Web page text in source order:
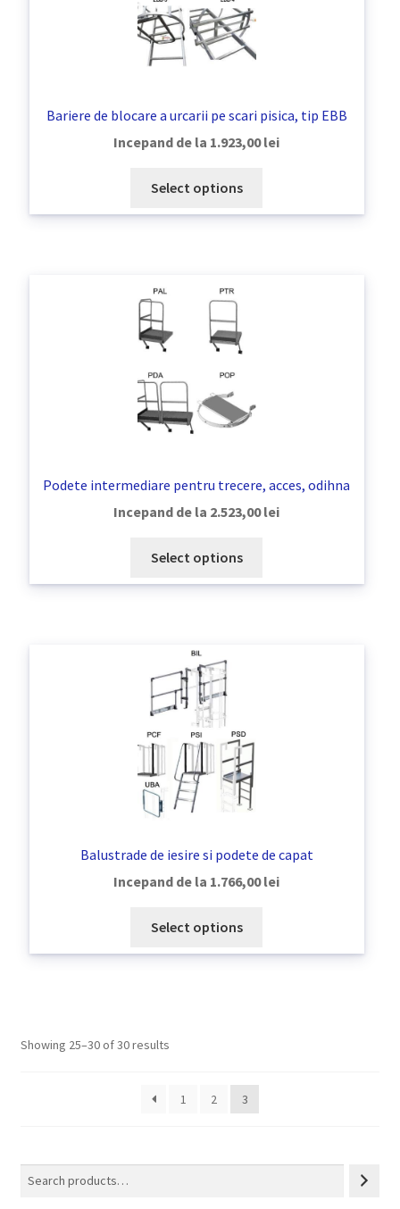
Bariere de blocare a urcarii pe scari pisica, tip EBB
Incepand de la 1.923,00lei
Select options
Podete intermediare pentru trecere, acces, odihna
Incepand de la 2.523,00lei
Select options
Balustrade de iesire si podete de capat
Incepand de la 1.766,00lei
Select options
Showing 25–30 of 30 results
1 2 3
Search